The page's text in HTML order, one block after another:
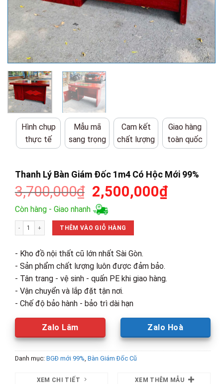
Hình chụp
thực tế
Mẫu mã
sang trọng
Cam kết
chất lượng
Giao hàng
toàn quốc
Thanh Lý Bàn Giám Đốc 1m4 Có Hộc Mới 99%
3,700,000₫ Giá
gốc
là:
3,700,000₫.
2,500,000₫Giá
Còn hàng - Giao nhanh
Thanh Lý Bàn Giám Đốc 1m4 Có Hộc Mới 99% số lượng
THÊM VÀO GIỎ HÀNG
- Kho đồ nội thất cũ lớn nhất Sài Gòn.
- Sản phẩm chất lượng luôn được đảm bảo.
- Tân trang - vệ sinh - quấn PE khi giao hàng.
- Vận chuyển và lắp đặt tận nơi.
- Chế độ bảo hành - bảo trì dài hạn
Zalo Lâm Zalo Hoà
Danh mục: BGĐ mới 99%, Bàn Giám Đốc Cũ
XEM CHI TIẾT XEM THÊM MẪU